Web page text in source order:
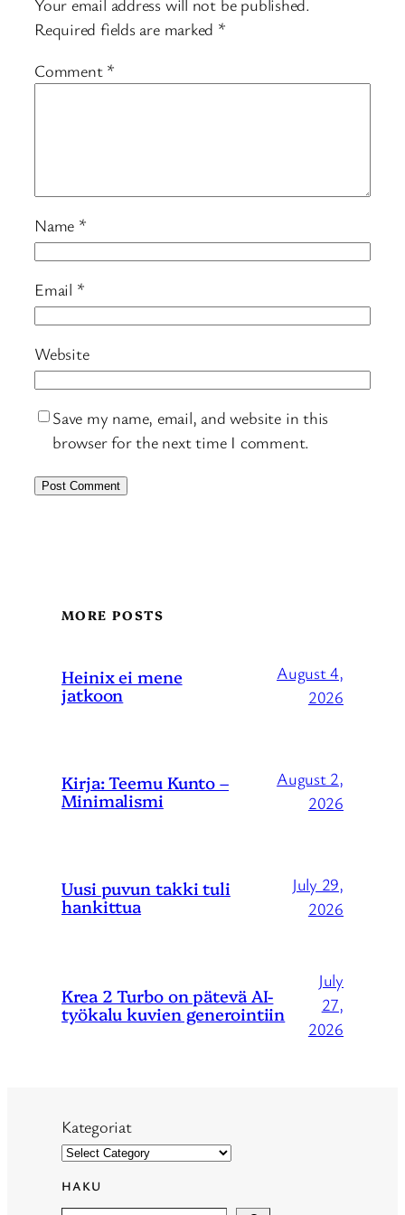
Your email address will not be published.
Required fields are marked *
Comment *
Name *
Email *
Website
Save my name, email, and website in this
browser for the next time I comment.
MORE POSTS
Heinix ei mene
jatkoon
August 4,
2026
Kirja: Teemu Kunto –
Minimalismi
August 2,
2026
Uusi puvun takki tuli
hankittua
July 29,
2026
Krea 2 Turbo on pätevä AI-
työkalu kuvien generointiin
July
27,
2026
Kategoriat
HAKU